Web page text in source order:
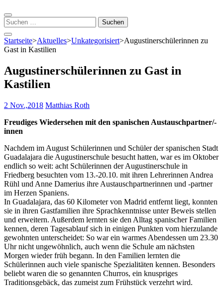
Suchen
nach:
Startseite>Aktuelles>Unkategorisiert>Augustinerschülerinnen zu
Gast in Kastilien
Augustinerschülerinnen zu Gast in
Kastilien
2 Nov.,2018 Matthias Roth
Freudiges Wiedersehen mit den spanischen Austauschpartner/-
innen
Nachdem im August Schülerinnen und Schüler der spanischen Stadt
Guadalajara die Augustinerschule besucht hatten, war es im Oktober
endlich so weit: acht Schülerinnen der Augustinerschule in
Friedberg besuchten vom 13.-20.10. mit ihren Lehrerinnen Andrea
Rühl und Anne Damerius ihre Austauschpartnerinnen und -partner
im Herzen Spaniens.
In Guadalajara, das 60 Kilometer von Madrid entfernt liegt, konnten
sie in ihren Gastfamilien ihre Sprachkenntnisse unter Beweis stellen
und erweitern. Außerdem lernten sie den Alltag spanischer Familien
kennen, deren Tagesablauf sich in einigen Punkten vom hierzulande
gewohnten unterscheidet: So war ein warmes Abendessen um 23.30
Uhr nicht ungewöhnlich, auch wenn die Schule am nächsten
Morgen wieder früh begann. In den Familien lernten die
Schülerinnen auch viele spanische Spezialitäten kennen. Besonders
beliebt waren die so genannten Churros, ein knuspriges
Traditionsgebäck, das zumeist zum Frühstück verzehrt wird.